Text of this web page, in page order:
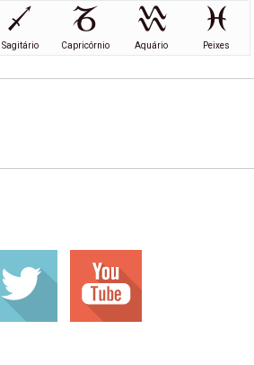
Sagitário Capricórnio Aquário Peixes